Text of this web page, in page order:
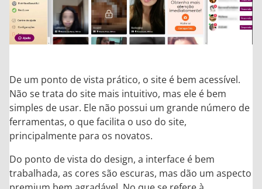
De um ponto de vista prático, o site é bem acessível.
Não se trata do site mais intuitivo, mas ele é bem
simples de usar. Ele não possui um grande número de
ferramentas, o que facilita o uso do site,
principalmente para os novatos.
Do ponto de vista do design, a interface é bem
trabalhada, as cores são escuras, mas dão um aspecto